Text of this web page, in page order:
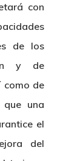
con
de los
y de
como de
que una
el
del